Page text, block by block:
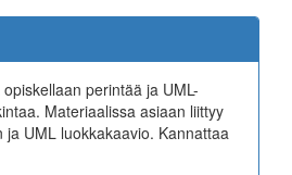
perintää ja UML-
Materiaalissa asiaan liittyy
ja UML luokkakaavio. Kannattaa